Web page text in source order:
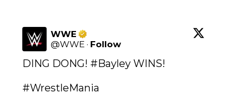
WWE
@WWE · Follow
DING DONG! #Bayley WINS!
#WrestleMania